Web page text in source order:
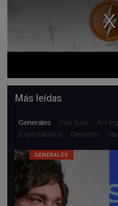
Más leídas
Generales San Juan
Act
Espectáculos
Deportes
GENERALES